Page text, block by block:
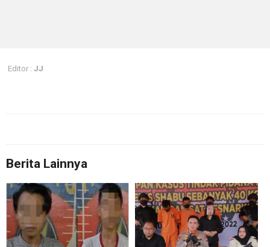
Editor : JJ
Berita Lainnya